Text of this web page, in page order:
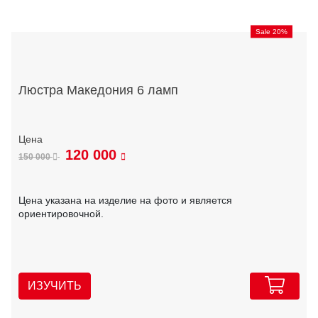
Sale 20%
Люстра Македония 6 ламп
150 000 120 000
Цена указана на изделие на фото и является
ориентировочной.
ИЗУЧИТЬ